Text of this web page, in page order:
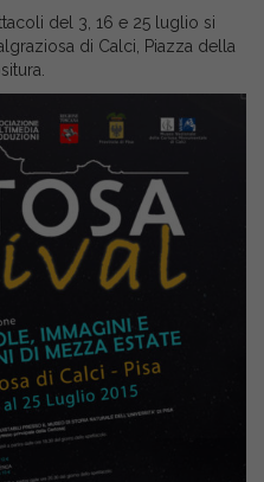
del 3, 16 e 25 luglio si
di Calci, Piazza della